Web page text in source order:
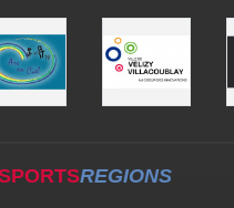
REGIONS